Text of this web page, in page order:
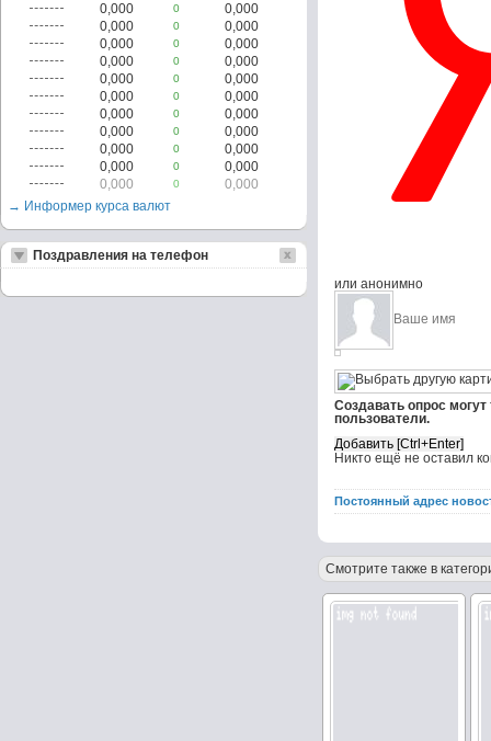
или анонимно
Создавать опрос
пользователи.
Никто ещё не оставил
Постоянный адрес
Смотрите также в
0,000
0
0,000
0,000
0
0,000
0,000
0
0,000
0,000
0
0,000
0,000
0
0,000
0,000
0
0,000
0,000
0
0,000
0,000
0
0,000
0,000
0
0,000
0,000
0
0,000
0,000
0
0,000
→ Информер курса валют
Поздравления на телефон